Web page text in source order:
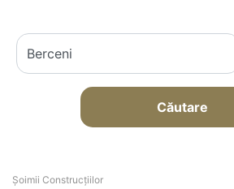
Căutare
Șoimii Construcțiilor